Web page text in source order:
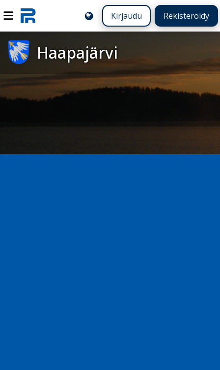
Kirjaudu Rekisteröidy
Haapajärvi